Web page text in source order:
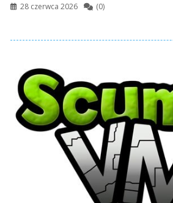
28 czerwca 2026 (0)